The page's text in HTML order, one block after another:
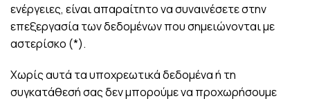
ενέργειες, είναι απαραίτητο να συναινέσετε στην
επεξεργασία των δεδομένων που σημειώνονται με
αστερίσκο (*).
Χωρίς αυτά τα υποχρεωτικά δεδομένα ή τη
συγκατάθεσή σας δεν μπορούμε να προχωρήσουμε